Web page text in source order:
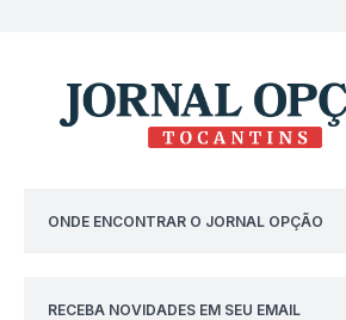
ONDE ENCONTRAR O JORNAL OPÇÃO
RECEBA NOVIDADES EM SEU EMAIL